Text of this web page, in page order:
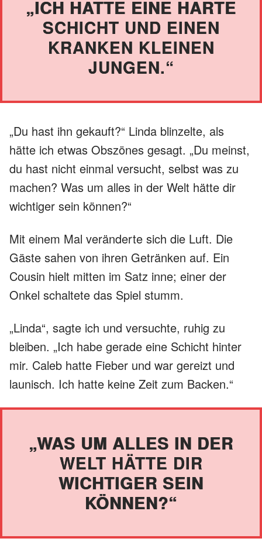
„ICH HATTE EINE HARTE
SCHICHT UND EINEN
KRANKEN KLEINEN
JUNGEN.“
„Du hast ihn gekauft?“ Linda blinzelte, als
hätte ich etwas Obszönes gesagt. „Du meinst,
du hast nicht einmal versucht, selbst was zu
machen? Was um alles in der Welt hätte dir
wichtiger sein können?“
Mit einem Mal veränderte sich die Luft. Die
Gäste sahen von ihren Getränken auf. Ein
Cousin hielt mitten im Satz inne; einer der
Onkel schaltete das Spiel stumm.
„Linda“, sagte ich und versuchte, ruhig zu
bleiben. „Ich habe gerade eine Schicht hinter
mir. Caleb hatte Fieber und war gereizt und
launisch. Ich hatte keine Zeit zum Backen.“
„WAS UM ALLES IN DER
WELT HÄTTE DIR
WICHTIGER SEIN
KÖNNEN?“